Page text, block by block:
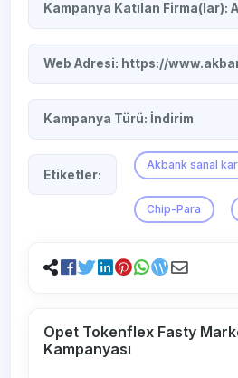
Kampanya Katılan Firma(lar):
Web Adresi: https://
Kampanya Türü: İndirim
Etiketler:
Akbank sanal
Chip-Para
Opet Tokenflex Fasty
Kampanyası